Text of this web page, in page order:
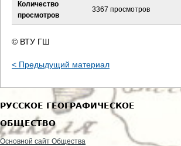
Количество
просмотров
3367 просмотров
© ВТУ ГШ
< Предыдущий материал
РУССКОЕ ГЕОГРАФИЧЕСКОЕ
ОБЩЕСТВО
Основной сайт Общества